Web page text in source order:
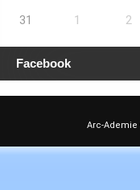
31 1 2
Facebook
Arc-Ademie